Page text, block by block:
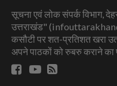
सूचना एवं लोक संपर्क विभाग,
उत्तराखंड"
कसौटी पर शत-प्रतिशत खरा
अपने पाठकों को रुबरु कराने का